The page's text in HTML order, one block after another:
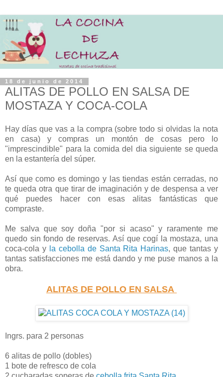
18 de junio de 2014
ALITAS DE POLLO EN SALSA DE
MOSTAZA Y COCA-COLA
Hay días que vas a la compra (sobre todo si olvidas la nota
en casa) y compras un montón de cosas pero lo
"imprescindible" para la comida del dia siguiente se queda
en la estantería del súper.
Así que como es domingo y las tiendas están cerradas, no
te queda otra que tirar de imaginación y de despensa a ver
qué puedes hacer con esas alitas fantásticas que
compraste.
Me salva que soy doña "por si acaso" y raramente me
quedo sin fondo de reservas. Así que cogí la mostaza, una
coca-cola y la cebolla de Santa Rita Harinas, que tantas y
tantas satisfacciones me está dando y me puse manos a la
obra.
ALITAS DE POLLO EN SALSA
Ingrs. para 2 personas
6 alitas de pollo (dobles)
1 bote de refresco de cola